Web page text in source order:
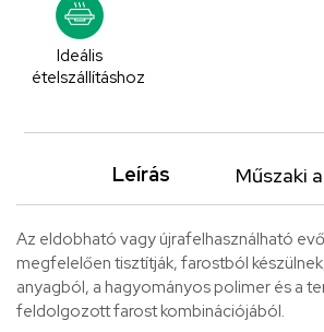
Ideális
ételszállításhoz
Leírás Műszaki
Az eldobható vagy újrafelhasználható
megfelelően tisztítják, farostból
anyagból, a hagyományos polimer és a
feldolgozott farost kombinációjából.